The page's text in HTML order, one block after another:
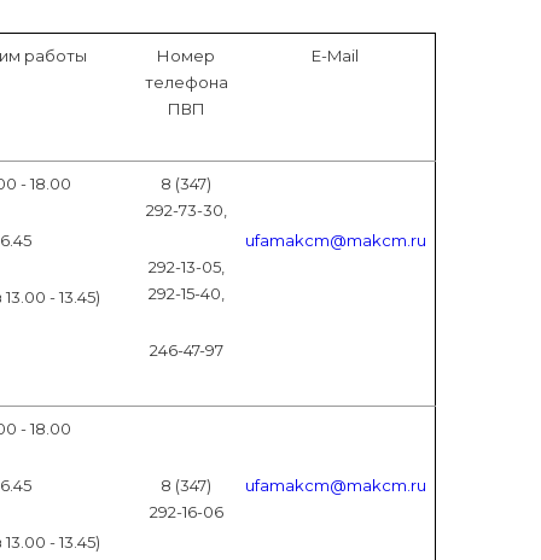
работы
Номер
телефона
ПВП
E-Mail
- 18.00
- 13.45)
8 (347)
292-73-30,
292-13-05,
292-15-40,
246-47-97
ufamakcm@makcm.ru
- 18.00
- 13.45)
8 (347)
292-16-06
ufamakcm@makcm.ru